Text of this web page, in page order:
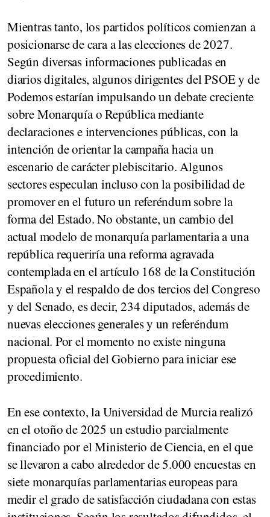
Mientras tanto, los partidos políticos comienzan a
posicionarse de cara a las elecciones de 2027.
Según diversas informaciones publicadas en
diarios digitales, algunosdirigentes del PSOE y de
Podemosestarían impulsando un debate creciente
sobreMonarquía o Repúblicamediante
declaraciones e intervenciones públicas, con la
intención de orientar la campaña hacia un
escenario decarácter plebiscitario. Algunos
sectores especulan incluso con la posibilidad de
promover en el futuro un referéndum sobre la
forma del Estado. No obstante, un cambio del
actual modelo de monarquía parlamentaria a una
república requeriría unareforma agravada
contemplada en elartículo 168 de la Constitución
Española y el respaldo dedos terciosdel Congreso
y del Senado, es decir, 234 diputados, además de
nuevas elecciones generales y un referéndum
nacional. Por el momento no existe ninguna
propuesta oficial del Gobierno para iniciar ese
procedimiento.
En ese contexto, la Universidad de Murcia realizó
en el otoño de 2025 unestudioparcialmente
financiado por el Ministerio de Ciencia, en el que
se llevaron a cabo alrededor de 5.000 encuestas en
siete monarquías parlamentarias europeas para
medir el grado de satisfacción ciudadana con estas